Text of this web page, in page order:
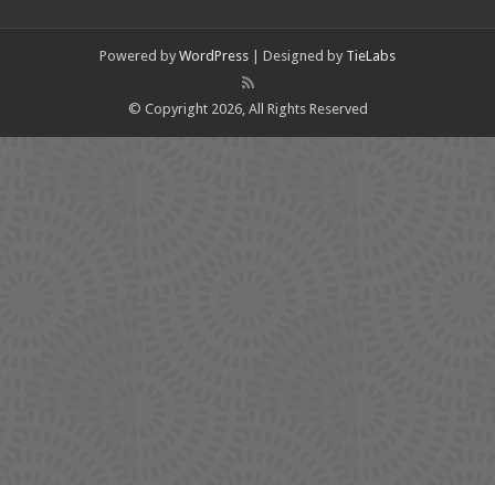
Powered by WordPress | Designed by TieLabs
© Copyright 2026, All Rights Reserved